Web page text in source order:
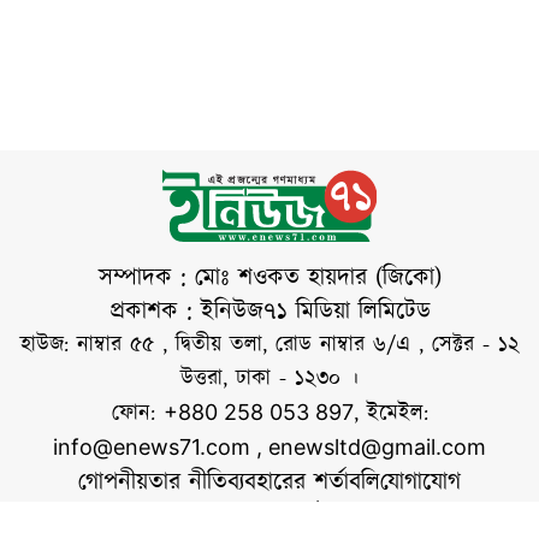
তথ্য নিশ্চিত করেছেন।
বাংলাদেশ ব্যাংকের তথ্য
অনুযায়ী, ২৩ জুলাই
পর্যন্ত দেশের গ্রস
রিজার্ভের পরিমাণ ৩৬
হাজার ৪৮১ দশমিক
০৬ মিলিয়ন ডলার
সম্পাদক : মোঃ শওকত হায়দার (জিকো)
প্রকাশক : ইনিউজ৭১ মিডিয়া লিমিটেড
হাউজ: নাম্বার ৫৫ , দ্বিতীয় তলা, রোড নাম্বার ৬/এ , সেক্টর - ১২
উত্তরা, ঢাকা - ১২৩০ ।
ফোন: +880 258 053 897, ইমেইল:
info@enews71.com , enewsltd@gmail.com
গোপনীয়তার নীতিব্যবহারের শর্তাবলিযোগাযোগ